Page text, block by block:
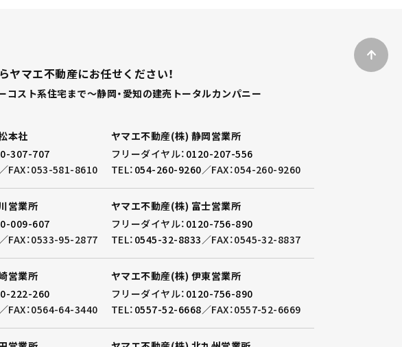
ヤマエ不動産にお任せください！
コスト系住宅まで～静岡・愛知の建売トータルカンパニー
本社
307-707
／FAX：053-581-8610
ヤマエ不動産(株) 静岡営業所
フリーダイヤル： 0120-207-556
TEL： 054-260-9260／FAX：054-260-9260
営業所
009-607
／FAX：0533-95-2877
ヤマエ不動産(株) 富士営業所
フリーダイヤル： 0120-756-890
TEL： 0545-32-8833／FAX：0545-32-8837
営業所
222-260
／FAX：0564-64-3440
ヤマエ不動産(株) 伊東営業所
フリーダイヤル： 0120-756-890
TEL： 0557-52-6668／FAX：0557-52-6669